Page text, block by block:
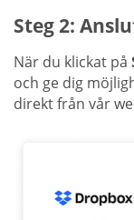
Steg 2:
När du klickat på
och ge dig
direkt från vår